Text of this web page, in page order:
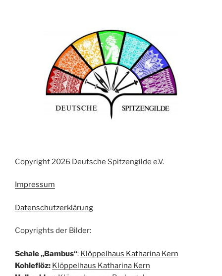
Copyright 2026 Deutsche Spitzengilde e.V.
Impressum
Datenschutzerklärung
Copyrights der Bilder:
Schale „Bambus“: Klöppelhaus Katharina Kern
Kohleflöz: Klöppelhaus Katharina Kern